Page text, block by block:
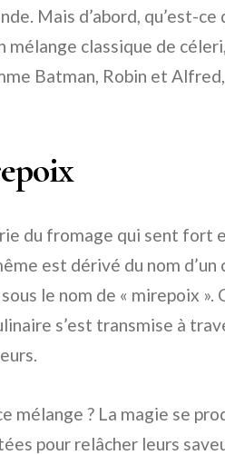
Mais d’abord, qu’est-
mélange classique de
Batman, Robin et
du fromage qui sent fort
est dérivé du nom d’un
le nom de « mirepoix ».
s’est transmise à
mélange ? La magie se
pour relâcher leurs